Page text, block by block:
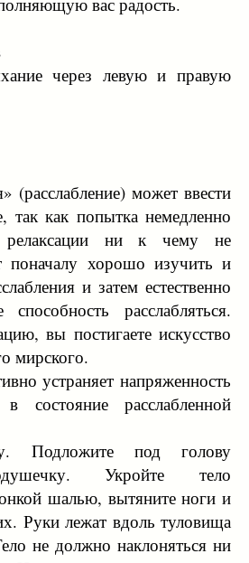
через левую и правую
(расслабление) может ввести
так как попытка немедленно
релаксации ни к чему не
поначалу хорошо изучить и
и затем естественно
расслабляться.
вы постигаете искусство
мирского.
устраняет напряженность
расслабленной
Подложите под голову
Укройте тело
шалью, вытяните ноги и
Руки лежат вдоль туловища
не должно наклоняться ни